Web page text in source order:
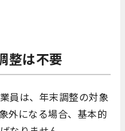
整は不要
員は、年末調整の対象
外になる場合、基本的